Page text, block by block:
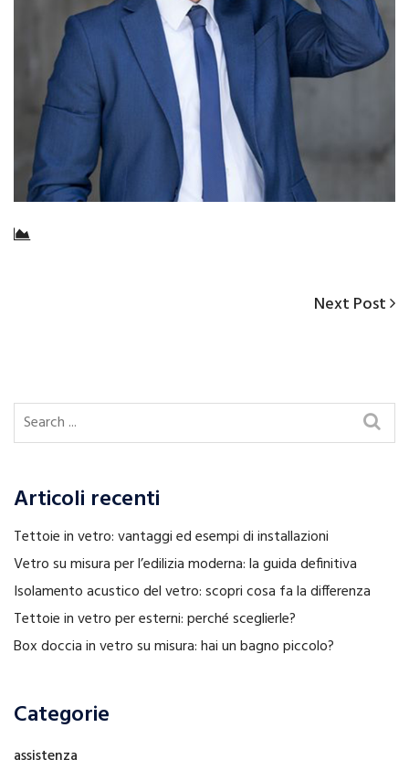
Next
Next Post
Articoli recenti
Tettoie in vetro: vantaggi ed esempi di installazioni
Vetro su misura per l’edilizia moderna: la guida definitiva
Isolamento acustico del vetro: scopri cosa fa la differenza
Tettoie in vetro per esterni: perché sceglierle?
Box doccia in vetro su misura: hai un bagno piccolo?
Categorie
assistenza